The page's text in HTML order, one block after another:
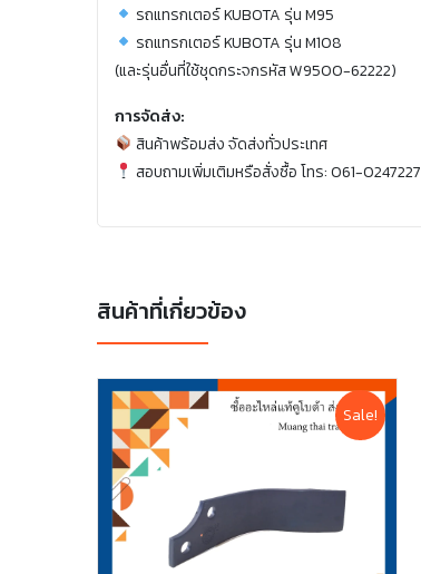
รถแทรกเตอร์ KUBOTA รุ่น M95
รถแทรกเตอร์ KUBOTA รุ่น M108
(และรุ่นอื่นที่ใช้ชุดกระจกรหัส W9500-62222)
การจัดส่ง:
สินค้าพร้อมส่ง จัดส่งทั่วประเทศ
สอบถามเพิ่มเติมหรือสั่งซื้อ โทร: 061-0247227
สินค้าที่เกี่ยวข้อง
Sale!